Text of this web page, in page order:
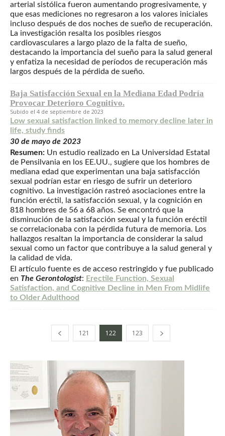
arterial sistólica fueron aumentando progresivamente, y
que esas mediciones no regresaron a los valores iniciales
incluso después de dos noches de sueño de recuperación.
La investigación resalta los posibles riesgos
cardiovasculares a largo plazo de la falta de sueño,
destacando la importancia del sueño para la salud general
y enfatiza la necesidad de períodos de recuperación más
largos después de la pérdida de sueño.
Baja Satisfacción Sexual en la Mediana Edad Podría
Provocar Deterioro Cognitivo.
4 de septiembre de 2023
Low sexual satisfaction linked to memory decline later in
life, study finds
30 de mayo de 2023
Resumen: Un estudio realizado en La Universidad Estatal
de Pensilvania en los EE.UU., sugiere que los hombres de
mediana edad que experimentan una baja satisfacción
sexual podrían estar en riesgo de sufrir un deterioro
cognitivo. La investigación rastreó asociaciones entre la
función eréctil, la satisfacción sexual, y la cognición en
818 hombres de 56 a 68 años. Se encontró que la
disminución de la satisfacción sexual y la función eréctil
se correlacionaba con la pérdida futura de memoria. Los
hallazgos resaltan la importancia de considerar la salud
sexual como un factor que contribuye a la salud general y
la calidad de vida.
El artículo fuente es de acceso restringido y fue publicado
en The Gerontologist: Erectile Function, Sexual
Satisfaction, and Cognitive Decline in Men From Midlife
to Older Adulthood
121 122 123